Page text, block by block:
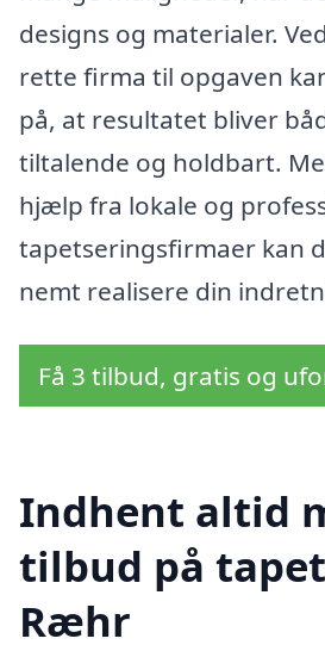
designs og materialer.
rette firma til opgaven
på, at resultatet bliver
tiltalende og holdbart.
hjælp fra lokale og
tapetseringsfirmaer kan
nemt realisere din
Få 3 tilbud, gratis og
Indhent altid
tilbud på
Ræhr